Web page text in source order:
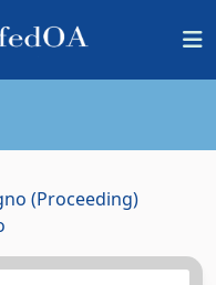
(Proceeding)